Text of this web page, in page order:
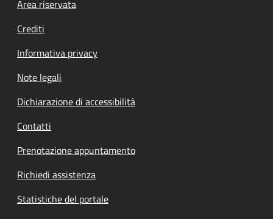
Footer menu
Area riservata
Crediti
Informativa privacy
Note legali
Dichiarazione di accessibilità
Contatti
Prenotazione appuntamento
Richiedi assistenza
Statistiche del portale